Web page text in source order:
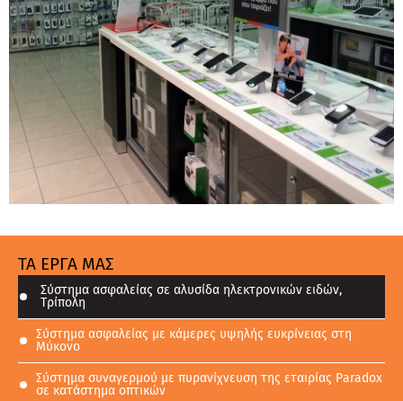
ΤΑ ΕΡΓΑ ΜΑΣ
Σύστημα ασφαλείας σε αλυσίδα ηλεκτρονικών ειδών,
Τρίπολη
Σύστημα ασφαλείας με κάμερες υψηλής ευκρίνειας στη
Μύκονο
Σύστημα συναγερμού με πυρανίχνευση της εταιρίας Paradox
σε κατάστημα οπτικών